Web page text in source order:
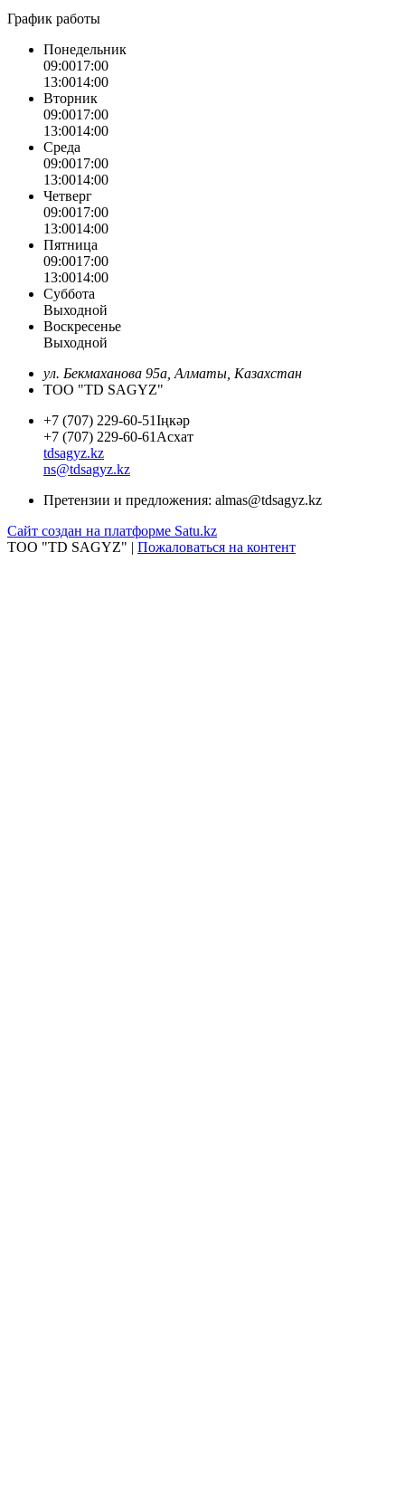
График работы
Понедельник
09:0017:00
13:0014:00
Вторник
09:0017:00
13:0014:00
Среда
09:0017:00
13:0014:00
Четверг
09:0017:00
13:0014:00
Пятница
09:0017:00
13:0014:00
Суббота
Выходной
Воскресенье
Выходной
ул. Бекмаханова 95а, Алматы, Казахстан
ТОО "TD SAGYZ"
+7 (707) 229-60-51Іңкәр
+7 (707) 229-60-61 Асхат
tdsagyz.kz
ns@tdsagyz.kz
Претензии и предложения: almas@tdsagyz.kz
Сайт создан на платформе Satu.kz
ТОО "TD SAGYZ" | Пожаловаться на контент